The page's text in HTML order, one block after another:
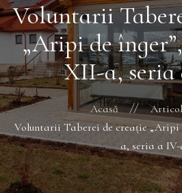
Voluntarii
„Aripi de
XII-a, seria
Acasă
Voluntarii Taberei de creaţie „Aripi
a, seria a IV-